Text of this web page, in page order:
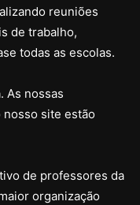
reuniões
de trabalho,
todas as escolas.
As nossas
nosso site estão
de professores da
organização